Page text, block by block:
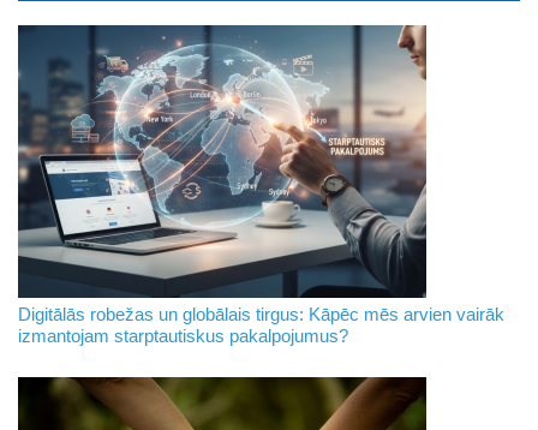
Digitālās robežas un globālais tirgus: Kāpēc mēs arvien vairāk
izmantojam starptautiskus pakalpojumus?